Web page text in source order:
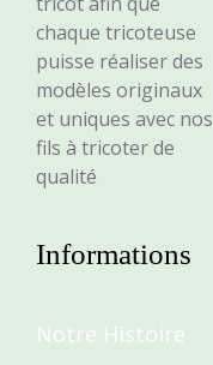
chaque tricoteuse
puisse réaliser des
modèles originaux
et uniques avec nos
fils à tricoter de
qualité
Informations
Notre Histoire